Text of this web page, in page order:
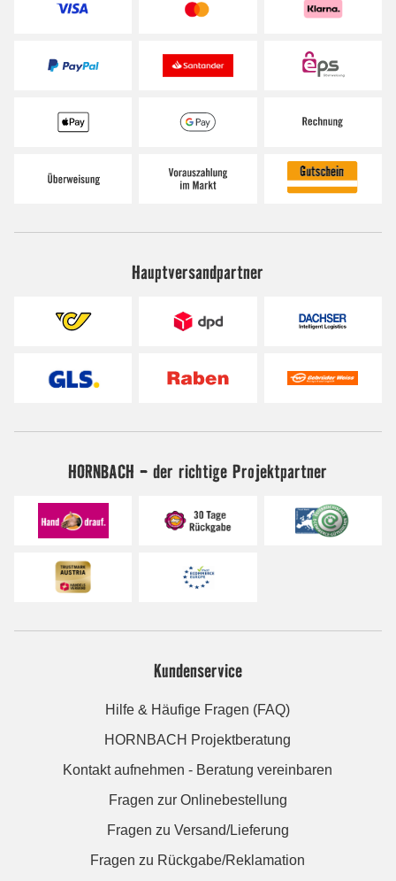
Hauptversandpartner
HORNBACH - der richtige Projektpartner
Kundenservice
Hilfe & Häufige Fragen (FAQ)
HORNBACH Projektberatung
Kontakt aufnehmen - Beratung vereinbaren
Fragen zur Onlinebestellung
Fragen zu Versand/Lieferung
Fragen zu Rückgabe/Reklamation